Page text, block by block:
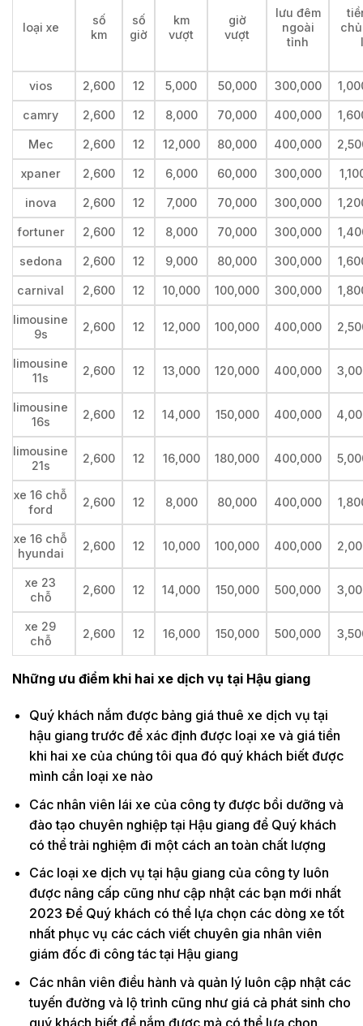
loại xe
số
km
số
giờ
km
vượt
giờ
vượt
lưu đêm
ngoài
tỉnh
vios 2,600 12 5,000 50,000 300,000
camry 2,600 12 8,000 70,000 400,000
Mec 2,600 12 12,000 80,000 400,000
xpaner 2,600 12 6,000 60,000 300,000
inova 2,600 12 7,000 70,000 300,000
fortuner 2,600 12 8,000 70,000 300,000
sedona 2,600 12 9,000 80,000 300,000
carnival 2,600 12 10,000 100,000 300,000
limousine
9s
2,600 12 12,000 100,000 400,000
limousine
11s
2,600 12 13,000 120,000 400,000
limousine
16s
2,600 12 14,000 150,000 400,000
limousine
21s
2,600 12 16,000 180,000 400,000
xe 16 chỗ
ford
2,600 12 8,000 80,000 400,000
xe 16 chỗ
hyundai
2,600 12 10,000 100,000 400,000
xe 23
chỗ
2,600 12 14,000 150,000 500,000
xe 29
chỗ
2,600 12 16,000 150,000 500,000
Những ưu điểm khi hai xe dịch vụ tại Hậu giang
Quý khách nắm được bảng giá thuê xe dịch vụ tại
hậu giang trước để xác định được loại xe và giá tiền
khi hai xe của chúng tôi qua đó quý khách biết được
mình cần loại xe nào
Các nhân viên lái xe của công ty được bồi dưỡng và
đào tạo chuyên nghiệp tại Hậu giang để Quý khách
có thể trải nghiệm đi một cách an toàn chất lượng
Các loại xe dịch vụ tại hậu giang của công ty luôn
được nâng cấp cũng như cập nhật các bạn mới nhất
2023 Để Quý khách có thể lựa chọn các dòng xe tốt
nhất phục vụ các cách viết chuyên gia nhân viên
giám đốc đi công tác tại Hậu giang
Các nhân viên điều hành và quản lý luôn cập nhật các
tuyến đường và lộ trình cũng như giá cả phát sinh cho